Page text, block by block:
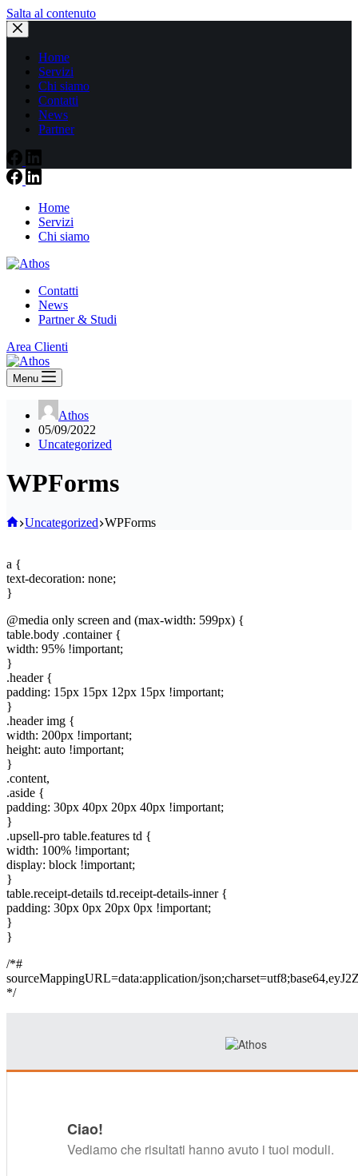
Salta al contenuto
Home
Servizi
Chi siamo
Contatti
News
Partner
Home
Servizi
Chi siamo
Contatti
News
Partner & Studi
Area Clienti
Menu
Athos
05/09/2022
Uncategorized
WPForms
Home
Uncategorized WPForms
a {
text-decoration: none;
}
@media only screen and (max-width: 599px) {
table.body .container {
width: 95% !important;
}
.header {
padding: 15px 15px 12px 15px !important;
}
.header img {
width: 200px !important;
height: auto !important;
}
.content,
.aside {
padding: 30px 40px 20px 40px !important;
}
.upsell-pro table.features td {
width: 100% !important;
display: block !important;
}
table.receipt-details td.receipt-details-inner {
padding: 30px 0px 20px 0px !important;
}
}
/*#
sourceMappingURL=data:application/
*/
Ciao!
Vediamo che risultati hanno avuto i tuoi moduli.